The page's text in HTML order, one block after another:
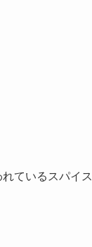
ているスパイス